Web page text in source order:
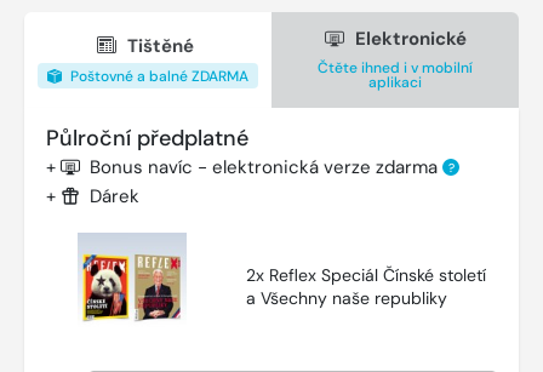
Tištěné
Poštovné a balné ZDARMA
Elektronické
Čtěte ihned i v mobilní
aplikaci
Půlroční předplatné
+ Bonus navíc - elektronická verze zdarma ?
+ Dárek
2x Reflex Speciál Čínské století
a Všechny naše republiky